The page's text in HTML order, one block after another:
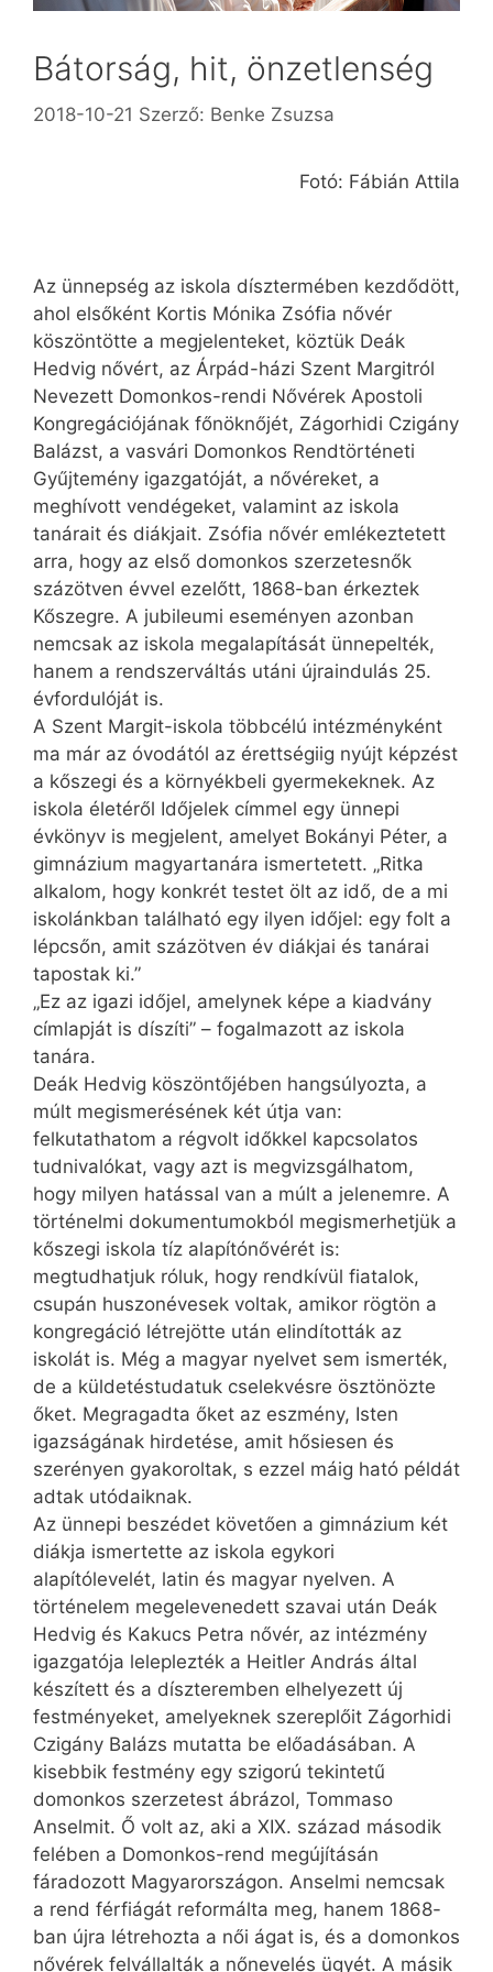
Bátorság, hit, önzetlenség
2018-10-21 Szerző: Benke Zsuzsa
Fotó: Fábián Attila
Az ünnepség az iskola dísztermében kezdődött,
ahol elsőként Kortis Mónika Zsófia nővér
köszöntötte a megjelenteket, köztük Deák
Hedvig nővért, az Árpád-házi Szent Margitról
Nevezett Domonkos-rendi Nővérek Apostoli
Kongregációjának főnöknőjét, Zágorhidi Czigány
Balázst, a vasvári Domonkos Rendtörténeti
Gyűjtemény igazgatóját, a nővéreket, a
meghívott vendégeket, valamint az iskola
tanárait és diákjait. Zsófia nővér emlékeztetett
arra, hogy az első domonkos szerzetesnők
százötven évvel ezelőtt, 1868-ban érkeztek
Kőszegre. A jubileumi eseményen azonban
nemcsak az iskola megalapítását ünnepelték,
hanem a rendszerváltás utáni újraindulás 25.
évfordulóját is.
A Szent Margit-iskola többcélú intézményként
ma már az óvodától az érettségiig nyújt képzést
a kőszegi és a környékbeli gyermekeknek. Az
iskola életéről Időjelek címmel egy ünnepi
évkönyv is megjelent, amelyet Bokányi Péter, a
gimnázium magyartanára ismertetett. „Ritka
alkalom, hogy konkrét testet ölt az idő, de a mi
iskolánkban található egy ilyen időjel: egy folt a
lépcsőn, amit százötven év diákjai és tanárai
tapostak ki.”
„Ez az igazi időjel, amelynek képe a kiadvány
címlapját is díszíti” – fogalmazott az iskola
tanára.
Deák Hedvig köszöntőjében hangsúlyozta, a
múlt megismerésének két útja van:
felkutathatom a régvolt időkkel kapcsolatos
tudnivalókat, vagy azt is megvizsgálhatom,
hogy milyen hatással van a múlt a jelenemre. A
történelmi dokumentumokból megismerhetjük a
kőszegi iskola tíz alapítónővérét is:
megtudhatjuk róluk, hogy rendkívül fiatalok,
csupán huszonévesek voltak, amikor rögtön a
kongregáció létrejötte után elindították az
iskolát is. Még a magyar nyelvet sem ismerték,
de a küldetéstudatuk cselekvésre ösztönözte
őket. Megragadta őket az eszmény, Isten
igazságának hirdetése, amit hősiesen és
szerényen gyakoroltak, s ezzel máig ható példát
adtak utódaiknak.
Az ünnepi beszédet követően a gimnázium két
diákja ismertette az iskola egykori
alapítólevelét, latin és magyar nyelven. A
történelem megelevenedett szavai után Deák
Hedvig és Kakucs Petra nővér, az intézmény
igazgatója leleplezték a Heitler András által
készített és a díszteremben elhelyezett új
festményeket, amelyeknek szereplőit Zágorhidi
Czigány Balázs mutatta be előadásában. A
kisebbik festmény egy szigorú tekintetű
domonkos szerzetest ábrázol, Tommaso
Anselmit. Ő volt az, aki a XIX. század második
felében a Domonkos-rend megújításán
fáradozott Magyarországon. Anselmi nemcsak
a rend férfiágát reformálta meg, hanem 1868-
ban újra létrehozta a női ágat is, és a domonkos
nővérek felvállalták a nőnevelés ügyét. A másik